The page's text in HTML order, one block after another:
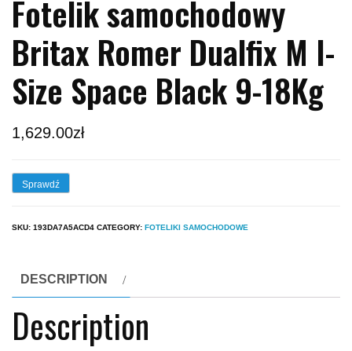
Fotelik samochodowy
Britax Romer Dualfix M I-
Size Space Black 9-18Kg
1,629.00zł
Sprawdź
SKU: 193DA7A5ACD4 CATEGORY: FOTELIKI SAMOCHODOWE
DESCRIPTION
Description